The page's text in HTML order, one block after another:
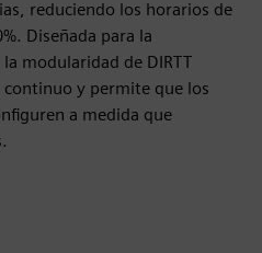
reduciendo los horarios de
Diseñada para la
modularidad de DIRTT
y permite que los
a medida que